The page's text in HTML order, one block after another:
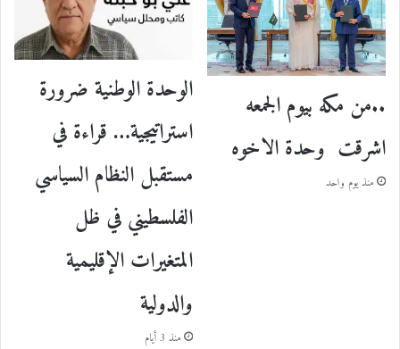
..من مكه بيوم الجمعه
اشرقت وحدة الاخوه
منذ يوم واحد
الوحدة الوطنية ضرورة
استراتيجية… قراءة في
مستقبل النظام السياسي
الفلسطيني في ظل
المتغيرات الإقليمية
والدولية
منذ 3 أيام